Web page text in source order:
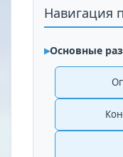
Навигация
Основные